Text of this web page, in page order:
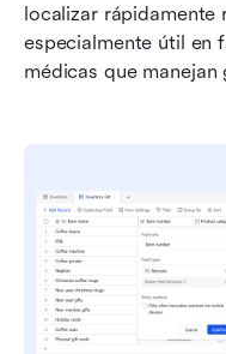
localizar rápidamente
especialmente útil en
médicas que